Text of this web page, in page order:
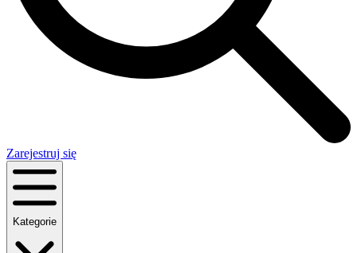
Zarejestruj się
Kategorie